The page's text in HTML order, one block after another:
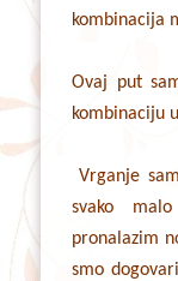
kombinacija
Ovaj put
kombinaciju
Vrganje
svako
pronalazim
smo